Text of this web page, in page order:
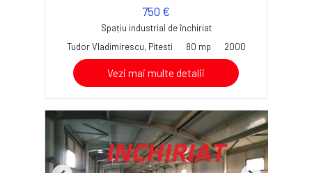
750 €
Spațiu industrial de închiriat
Tudor Vladimirescu, Pitesti
80 mp 2000
Vezi mai multe detalii